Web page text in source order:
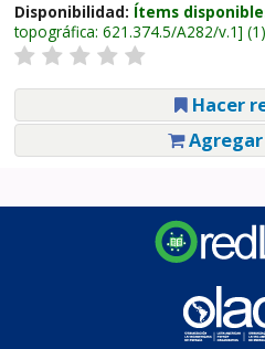
Disponibilidad: Ítems
topográfica: 621.374.5/A282/v.1
Hacer